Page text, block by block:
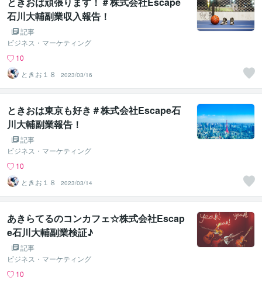
石川大輔副業収入報告！
記事
ビジネス・マーケティング
10
ときお１８
2023/03/16
ときおは東京も好き＃株式会社Escape石
川大輔副業報告！
記事
ビジネス・マーケティング
10
ときお１８
2023/03/14
あきらてるのコンカフェ☆株式会社Escap
e石川大輔副業検証♪
記事
ビジネス・マーケティング
10